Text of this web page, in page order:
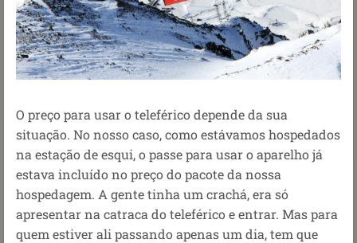
O preço para usar o teleférico depende da sua
situação. No nosso caso, como estávamos hospedados
na estação de esqui, o passe para usar o aparelho já
estava incluído no preço do pacote da nossa
hospedagem. A gente tinha um crachá, era só
apresentar na catraca do teleférico e entrar. Mas para
quem estiver ali passando apenas um dia, tem que